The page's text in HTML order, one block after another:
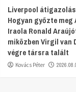
Liverpool
Hogyan győzte meg
Iraola Ronald
miközben Virgil van
végre társra talált
Kovács Péter